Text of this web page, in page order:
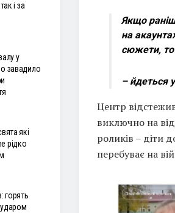
Якщо
на
сюжети,
– йдеться
Центр
виключно на
роликів – діти
перебуває на
і за
у
завадило
які
рідко
горять